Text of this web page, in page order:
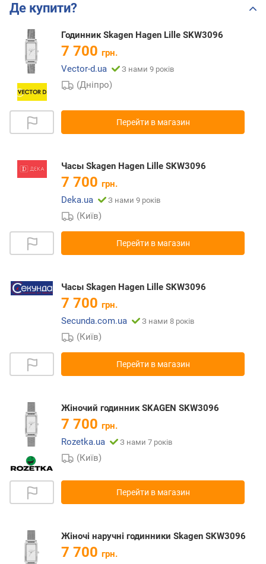
Де купити?
Годинник Skagen Hagen Lille SKW3096
7 700 грн.
Vector-d.ua
З нами 9 років
(Дніпро)
Перейти в магазин
Часы Skagen Hagen Lille SKW3096
7 700 грн.
Deka.ua
З нами 9 років
(Київ)
Перейти в магазин
Часы Skagen Hagen Lille SKW3096
7 700 грн.
Secunda.com.ua
З нами 8 років
(Київ)
Перейти в магазин
Жіночий годинник SKAGEN SKW3096
7 700 грн.
Rozetka.ua
З нами 7 років
(Київ)
Перейти в магазин
Жіночі наручні годинники Skagen SKW3096
7 700 грн.